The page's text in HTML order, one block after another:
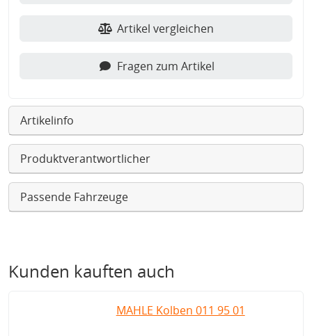
Artikel vergleichen
Fragen zum Artikel
Artikelinfo
Produktverantwortlicher
Passende Fahrzeuge
Kunden kauften auch
MAHLE Kolben 011 95 01